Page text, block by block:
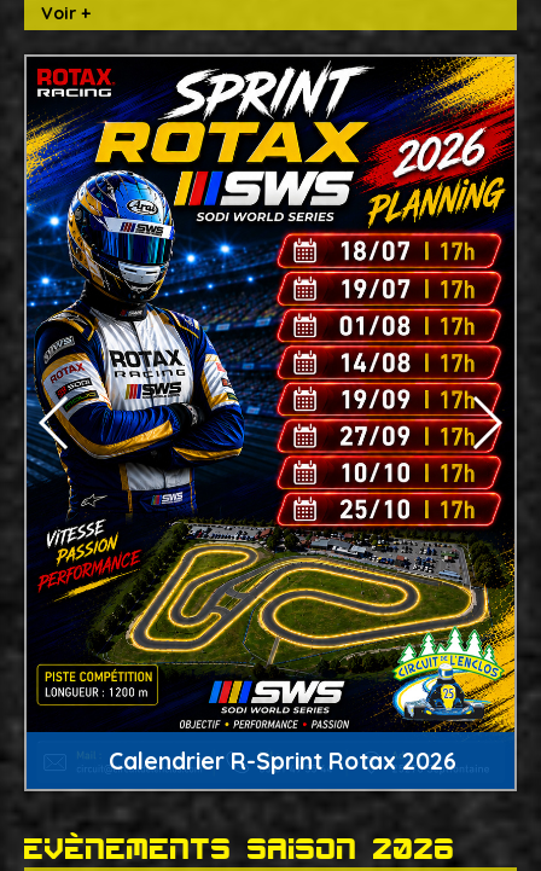
Voir +
Calendrier R-Sprint Rotax 2026
Evènements saison 2026